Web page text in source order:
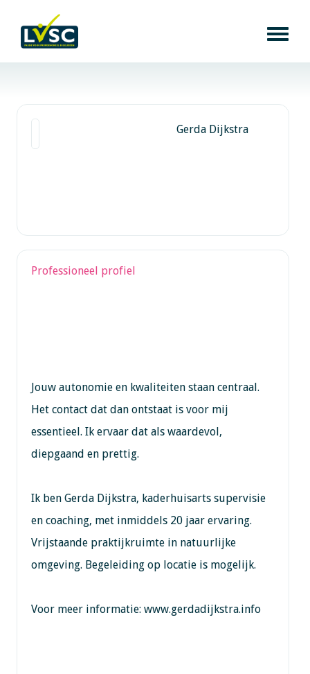
Gerda Dijkstra
Professioneel profiel
Jouw autonomie en kwaliteiten staan centraal.
Het contact dat dan ontstaat is voor mij
essentieel. Ik ervaar dat als waardevol,
diepgaand en prettig.
Ik ben Gerda Dijkstra, kaderhuisarts supervisie
en coaching, met inmiddels 20 jaar ervaring.
Vrijstaande praktijkruimte in natuurlijke
omgeving. Begeleiding op locatie is mogelijk.
Voor meer informatie: www.gerdadijkstra.info